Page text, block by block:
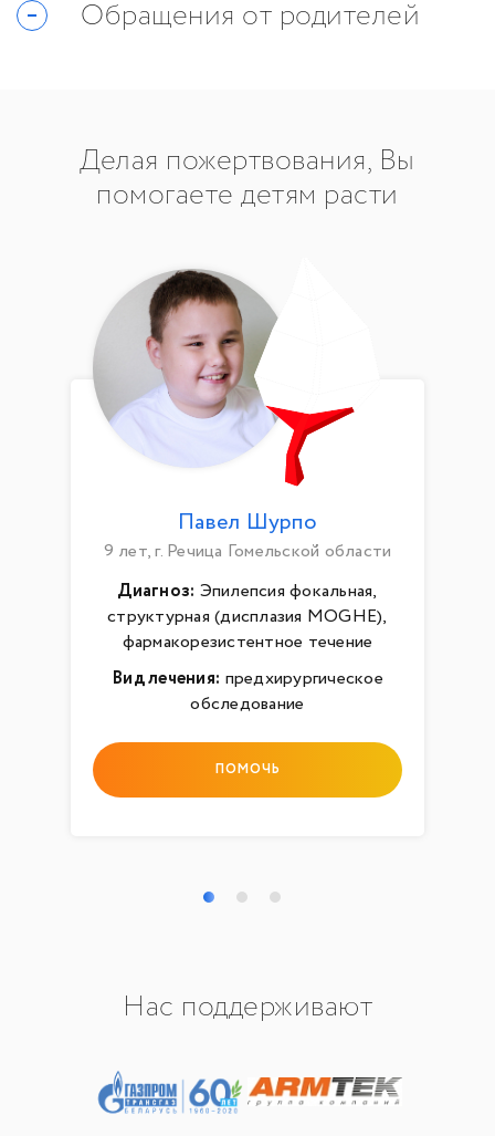
Обращения от родителей
Делая пожертвования, Вы
помогаете детям расти
Павел Шурпо
9 лет, г. Речица Гомельской области
Диагноз: Эпилепсия фокальная,
структурная (дисплазия MOGHE),
фармакорезистентное течение
Вид лечения: предхирургическое
обследование
ПОМОЧЬ
Нас поддерживают